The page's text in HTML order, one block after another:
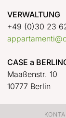
VERWALTUNG
+49 (0)30 23
CASE a
Maaßenstr. 10
10777 Berlin